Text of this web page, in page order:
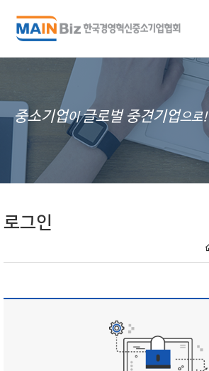
중소기업이글로벌 중견기업으로!
로그인